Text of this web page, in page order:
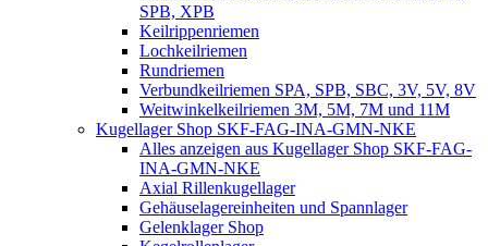
SPB, XPB
Keilrippenriemen
Lochkeilriemen
Rundriemen
Verbundkeilriemen SPA, SPB, SBC, 3V, 5V, 8V
Weitwinkelkeilriemen 3M, 5M, 7M und 11M
Kugellager Shop SKF-FAG-INA-GMN-NKE
Alles anzeigen aus Kugellager Shop SKF-FAG-
INA-GMN-NKE
Axial Rillenkugellager
Gehäuselagereinheiten und Spannlager
Gelenklager Shop